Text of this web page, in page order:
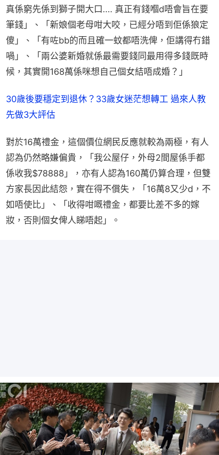
真係窮先係到獅子開大口.... 真正有錢嗰d唔會旨在要
筆錢」、「新娘個老母咁大咬，已經分唔到佢係狼定
傻」、「有咗bb的而且確一蚊都唔洗俾，佢講得冇錯
喎」、「兩公婆新婚就係最需要錢同最用得多錢既時
候，其實開168萬係咪想自己個女結唔成婚？」
30歲後要穩定到退休？33歲女迷茫想轉工 過來人教
先做3大評估
對於16萬禮金，這個價位網民反應就較為兩極，有人
認為仍然略嫌偏貴，「我公屋仔，外母2間屋係手都
係收我$78888」，亦有人認為160萬仍算合理，但雙
方家長因此結怨，實在得不償失，「16萬8又少d，不
如唔使比」、「收得咁嘅禮金，都要比差不多的嫁
妝，否則個女俾人睇唔起」。